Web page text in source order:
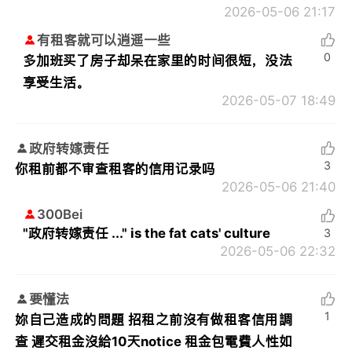
2026-05-06 21:17
有租客就可以逍遥一些
多加班买了房子却呆在家里的时间很短，没法
享受生活。
2026-05-07 18:49
0
政府转嫁责任
你租前都不审查租客的信用记录吗
2026-05-06 21:40
3
300Bei
"政府转嫁责任 ..." is the fat cats' culture
2026-05-06 22:32
3
要懂法
妳自己造成的問題 招租之前沒有做租客信用調
查 遲交租金沒給10天notice 租金包電費人性如
1